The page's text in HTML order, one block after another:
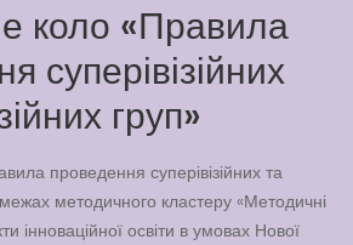
Latter match class
New Friends Everyday at
Kiddie
коло «Правила
суперівізійних
груп»
проведення суперівізійних та
межах методичного кластеру «Методичні
інноваційної освіти в умовах Нової